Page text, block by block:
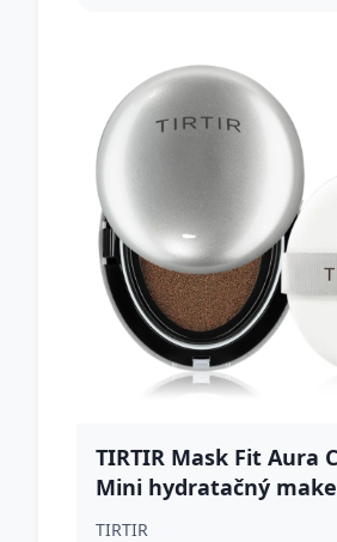
TIRTIR Mask Fit Aura
Mini hydratačný
hubke pre rozjasnenie
TIRTIR